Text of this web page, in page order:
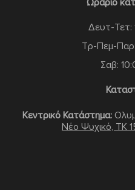
Ωράριο
Δευτ-Τετ:
Τρ-Πεμ-
Σαβ:
Κεντρικό Κατάστημα:
Νέο Ψυχικό, TK